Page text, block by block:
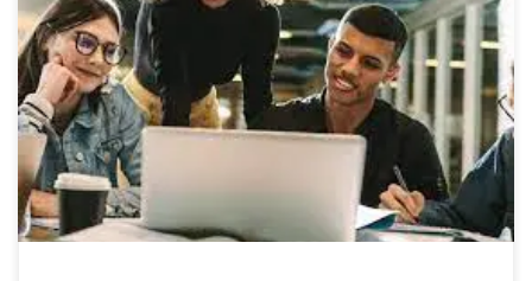
La communauté d’innovateurs : Ensemble, repoussons les limites
du possible Dans un monde en constante évolution, l’innovation
est devenue la clé pour relever les défis et saisir les opportunités.
Et au cœur de cette quête perpétuelle se trouve la communauté
d’innovateurs, un groupe de personnes passionnées et créatives
qui travaillent […]